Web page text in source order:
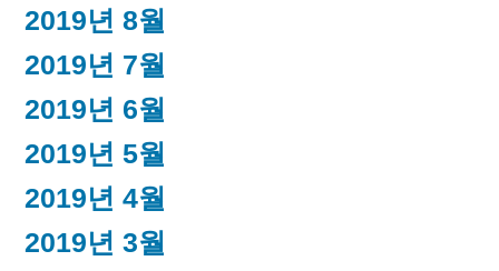
2019년 8월
2019년 7월
2019년 6월
2019년 5월
2019년 4월
2019년 3월